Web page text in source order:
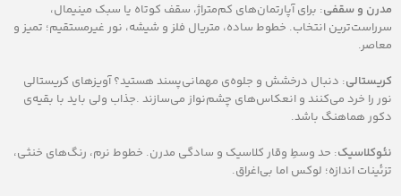
مدرن و سقفی: برای آپارتمان‌های کم‌متراژ، سقف کوتاه یا سبک مینیمال،
سرراست‌ترین انتخاب. خطوط ساده، متریال فلز و شیشه، نور غیرمستقیم؛ تمیز و
معاصر.
کریستالی: دنبال درخشش و جلوه‌ی مهمانی‌پسند هستید؟ آویزهای کریستالی
نور را خرد می‌کنند و انعکاس‌های چشم‌نواز می‌سازند .جذاب ولی باید با بقیه‌ی
دکور هماهنگ باشد.
نئوکلاسیک: حد وسطِ وقار کلاسیک و سادگی مدرن. خطوط نرم، رنگ‌های خنثی،
تزئینات اندازه؛ لوکس اما بی‌اغراق.